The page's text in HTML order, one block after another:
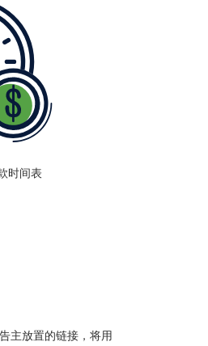
时间表
主放置的链接，将用